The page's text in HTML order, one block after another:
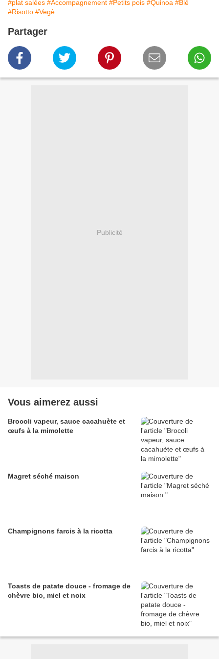
#plat salées #Accompagnement #Petits pois #Quinoa #Blé
#Risotto #Vegè
Partager
Publicité
Vous aimerez aussi
Brocoli vapeur, sauce cacahuète et
œufs à la mimolette
Magret séché maison
Champignons farcis à la ricotta
Toasts de patate douce - fromage de
chèvre bio, miel et noix